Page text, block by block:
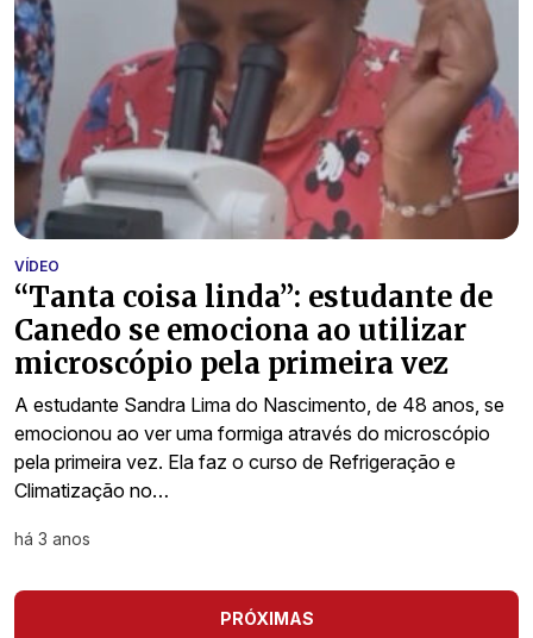
VÍDEO
“Tanta coisa linda”: estudante de
Canedo se emociona ao utilizar
microscópio pela primeira vez
A estudante Sandra Lima do Nascimento, de 48 anos, se
emocionou ao ver uma formiga através do microscópio
pela primeira vez. Ela faz o curso de Refrigeração e
Climatização no…
há 3 anos
PRÓXIMAS